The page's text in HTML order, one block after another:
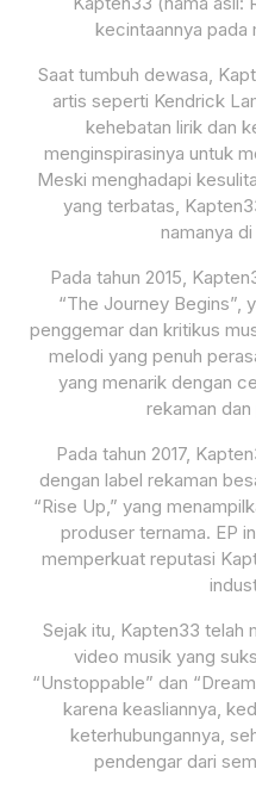
kecintaannya pada
Saat tumbuh dewasa,
artis seperti Kendrick
kehebatan lirik dan
menginspirasinya untuk
Meski menghadapi
yang terbatas,
namanya
Pada tahun 2015,
“The Journey Begins”,
penggemar dan kritikus
melodi yang penuh
yang menarik dengan
rekaman
Pada tahun 2017,
dengan label rekaman
“Rise Up,” yang
produser ternama. EP
memperkuat reputasi
Sejak itu, Kapten33 telah
video musik yang
“Unstoppable” dan
karena keasliannya,
keterhubungannya,
pendengar dari